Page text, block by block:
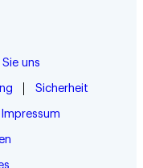
uns
Sicherheit
Impressum